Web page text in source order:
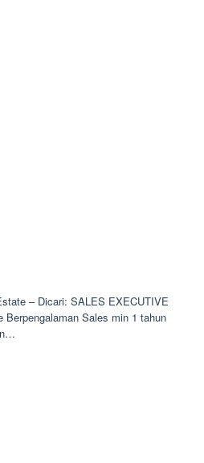
– Dicari: SALES EXECUTIVE
Berpengalaman Sales min 1 tahun